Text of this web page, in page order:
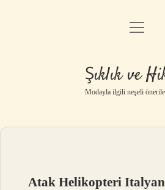
Gizlilik Politikası
Yasal Uyarı
menüyü
Şıklık ve
Modayla ilgili neşeli
Atak Helikopteri